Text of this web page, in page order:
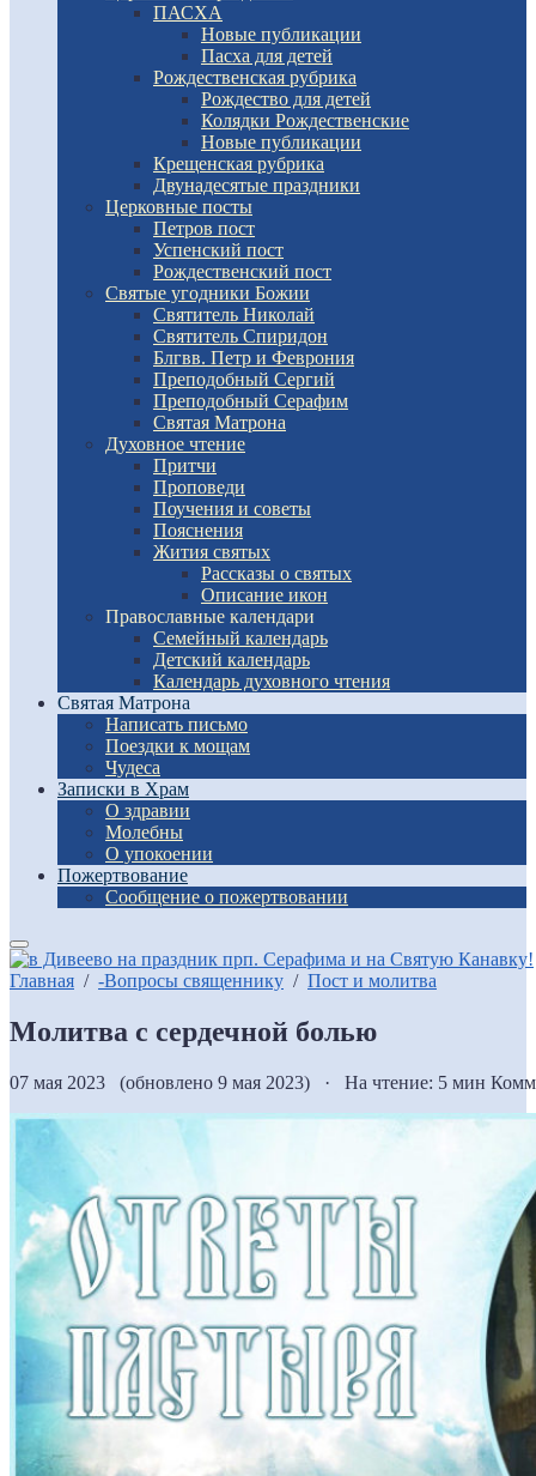
ПАСХА
Новые публикации
Пасха для детей
Рождественская рубрика
Рождество для детей
Колядки Рождественские
Новые публикации
Крещенская рубрика
Двунадесятые праздники
Церковные посты
Петров пост
Успенский пост
Рождественский пост
Святые угодники Божии
Святитель Николай
Святитель Спиридон
Блгвв. Петр и Феврония
Преподобный Сергий
Преподобный Серафим
Святая Матрона
Духовное чтение
Притчи
Проповеди
Поучения и советы
Пояснения
Жития святых
Рассказы о святых
Описание икон
Православные календари
Семейный календарь
Детский календарь
Календарь духовного чтения
Святая Матрона
Написать письмо
Поездки к мощам
Чудеса
Записки в Храм
О здравии
Молебны
О упокоении
Пожертвование
Сообщение о пожертвовании
Главная / -Вопросы священнику / Пост и молитва
Молитва с сердечной болью
07 мая 2023 (обновлено 9 мая 2023) · На чтение: 5 мин